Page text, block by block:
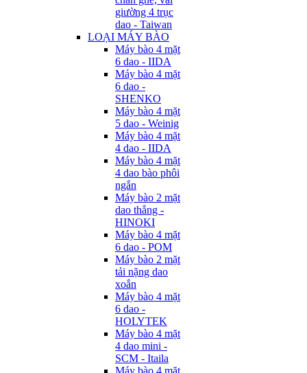
giường 4 trục
dao - Taiwan
LOẠI MÁY BÀO
Máy bào 4 mặt
6 dao - IIDA
Máy bào 4 mặt
6 dao -
SHENKO
Máy bào 4 mặt
5 dao - Weinig
Máy bào 4 mặt
4 dao - IIDA
Máy bào 4 mặt
4 dao bào phôi
ngắn
Máy bào 2 mặt
dao thẳng -
HINOKI
Máy bào 4 mặt
6 dao - POM
Máy bào 2 mặt
tải nặng dao
xoắn
Máy bào 4 mặt
6 dao -
HOLYTEK
Máy bào 4 mặt
4 dao mini -
SCM - Itaila
Máy bào 4 mặt